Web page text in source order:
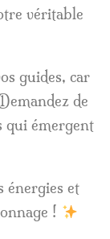
véritable
guides, car
de
qui émergent
énergies et
!